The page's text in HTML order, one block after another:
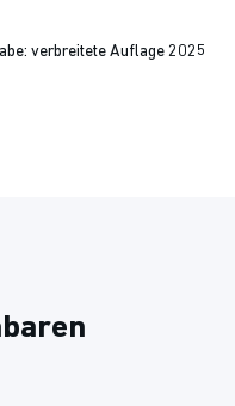
verbreitete Auflage 2025